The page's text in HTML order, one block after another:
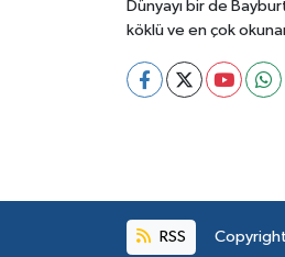
Dünyayı bir de
köklü ve en çok
RSS Copyright